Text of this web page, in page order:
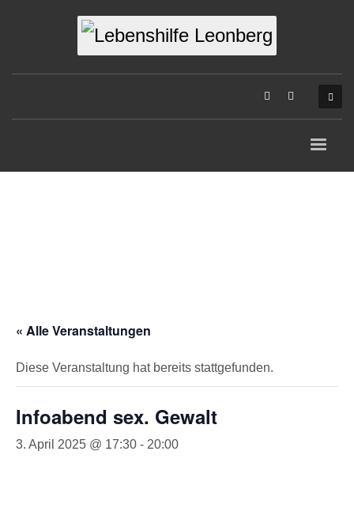
« Alle Veranstaltungen
Diese Veranstaltung hat bereits stattgefunden.
Infoabend sex. Gewalt
3. April 2025 @ 17:30 - 20:00